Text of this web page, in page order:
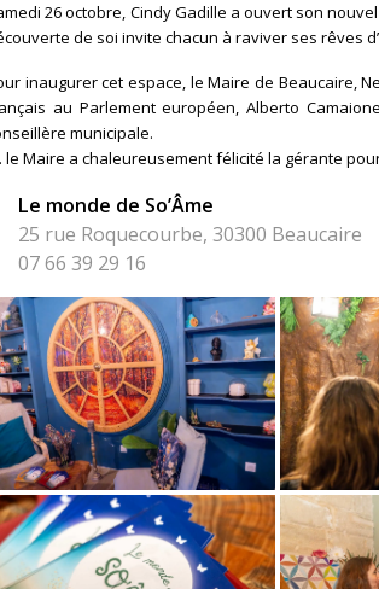
26 octobre, Cindy Gadille a ouvert son
de soi invite chacun à raviver ses rêves
inaugurer cet espace, le Maire de Beaucaire,
au Parlement européen, Alberto
municipale.
le Maire a chaleureusement félicité la gérante
Le monde de So’Âme
25 rue Roquecourbe, 30300 Beaucaire
07 66 39 29 16